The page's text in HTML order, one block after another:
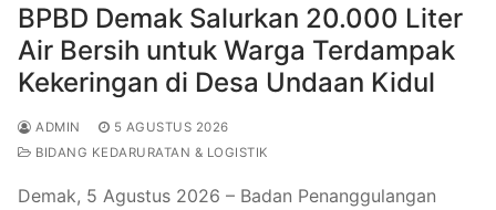
BPBD Demak Salurkan 20.000 Liter
Air Bersih untuk Warga Terdampak
Kekeringan di Desa Undaan Kidul
ADMIN
5 AGUSTUS 2026
BIDANG KEDARURATAN & LOGISTIK
Demak, 5 Agustus 2026 – Badan Penanggulangan